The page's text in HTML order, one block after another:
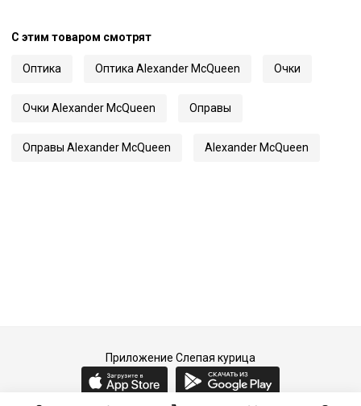
С этим товаром смотрят
Оптика Оптика Alexander McQueen Очки
Очки Alexander McQueen Оправы
Оправы Alexander McQueen Alexander McQueen
Приложение Слепая курица